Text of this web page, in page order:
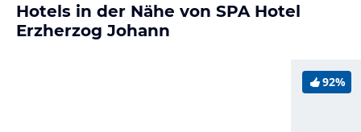
Hotels in der Nähe von SPA Hotel
Erzherzog Johann
92%